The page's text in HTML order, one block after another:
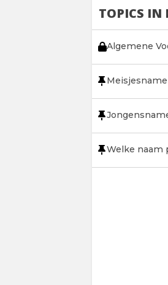
TOPICS IN
Algemene
Welke naam